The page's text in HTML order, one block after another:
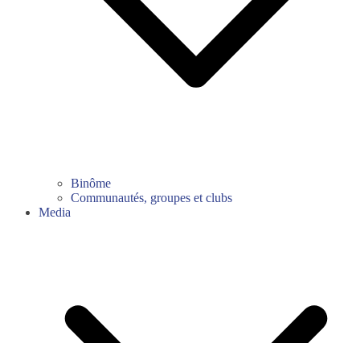
Binôme
Communautés, groupes et clubs
Media